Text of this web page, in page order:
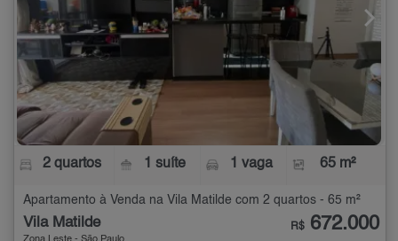
2 quartos 1 suíte 1 vaga 65 m²
Apartamento à Venda na Vila Matilde com 2 quartos - 65 m²
Vila Matilde R$ 672.000